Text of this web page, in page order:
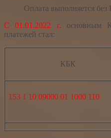
Оплата выполняется
С 01.01.2022 г. основным
платежей стал:
КБК
153 1 10 09000 01 1000 110